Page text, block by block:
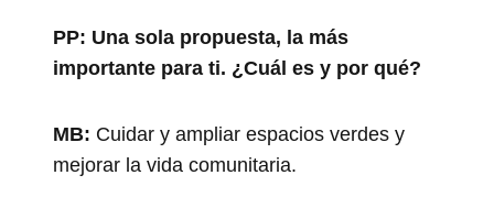
PP: Una sola propuesta, la más
importante para ti. ¿Cuál es y por qué?
MB: Cuidar y ampliar espacios verdes y
mejorar la vida comunitaria.